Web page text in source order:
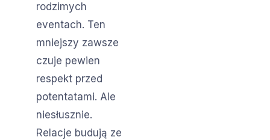
rodzimych
eventach. Ten
mniejszy zawsze
czuje pewien
respekt przed
potentatami. Ale
niesłusznie.
Relacje budują ze